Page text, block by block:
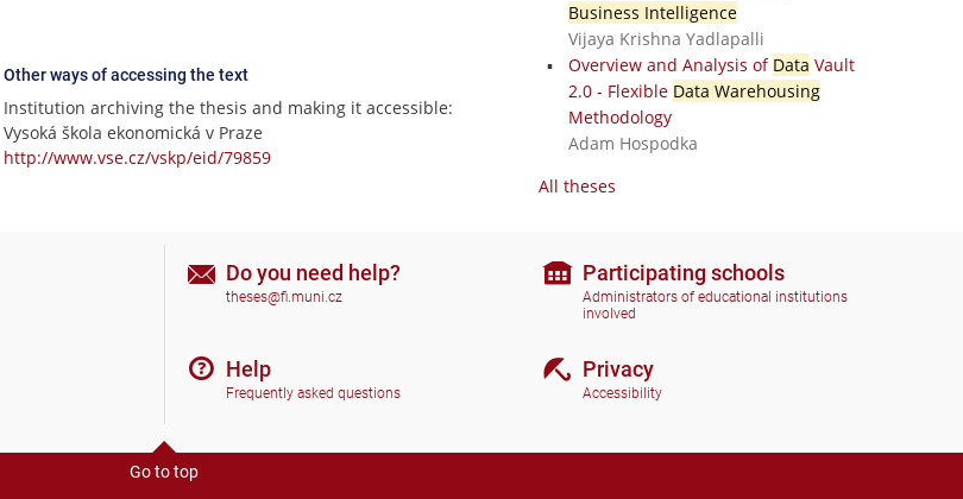
Other ways of accessing the text
Institution archiving the thesis and making it accessible:
Vysoká škola ekonomická v Praze
http://www.vse.cz/vskp/eid/79859
Business Intelligence
Vijaya Krishna Yadlapalli
Overview and Analysis of Data Vault
2.0 - Flexible Data Warehousing
Methodology
Adam Hospodka
All theses
Do you need help?
theses@fi.muni.cz
Help
Frequently asked questions
Participating schools
Administrators of educational institutions
involved
Privacy
Accessibility
Go to top